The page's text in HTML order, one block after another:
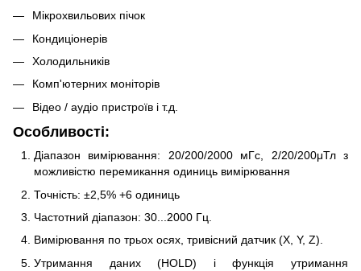
Мікрохвильових пічок
Кондиціонерів
Холодильників
Комп'ютерних моніторів
Відео / аудіо пристроїв і т.д.
Особливості:
Діапазон вимірювання: 20/200/2000 мГс, 2/20/200μТл з
можливістю перемикання одиниць вимірювання
Точність: ±2,5% +6 одиниць
Частотний діапазон: 30...2000 Гц.
Вимірювання по трьох осях, тривісний датчик (X, Y, Z).
Утримання даних (HOLD) і функція утримання